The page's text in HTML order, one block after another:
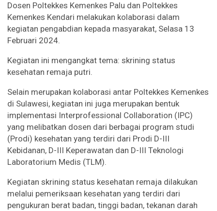
Dosen Poltekkes Kemenkes Palu dan Poltekkes
Kemenkes Kendari melakukan kolaborasi dalam
kegiatan pengabdian kepada masyarakat, Selasa 13
Februari 2024.
Kegiatan ini mengangkat tema: skrining status
kesehatan remaja putri.
Selain merupakan kolaborasi antar Poltekkes Kemenkes
di Sulawesi, kegiatan ini juga merupakan bentuk
implementasi Interprofessional Collaboration (IPC)
yang melibatkan dosen dari berbagai program studi
(Prodi) kesehatan yang terdiri dari Prodi D-III
Kebidanan, D-III Keperawatan dan D-III Teknologi
Laboratorium Medis (TLM).
Kegiatan skrining status kesehatan remaja dilakukan
melalui pemeriksaan kesehatan yang terdiri dari
pengukuran berat badan, tinggi badan, tekanan darah